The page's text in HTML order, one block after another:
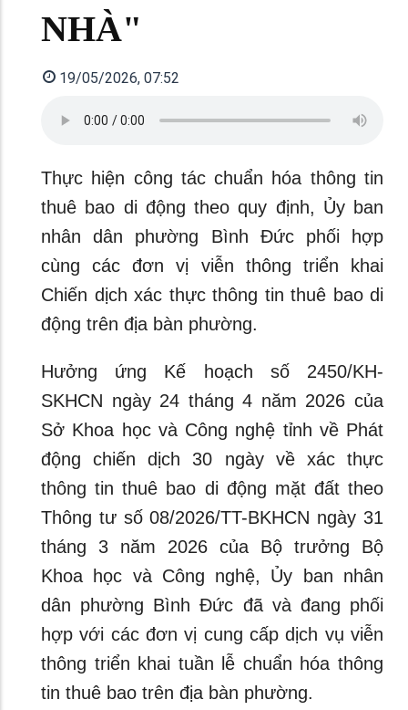
NHÀ"
19/05/2026, 07:52
Thực hiện công tác chuẩn hóa thông tin
thuê bao di động theo quy định, Ủy ban
nhân dân phường Bình Đức phối hợp
cùng các đơn vị viễn thông triển khai
Chiến dịch xác thực thông tin thuê bao di
động trên địa bàn phường.
Hưởng ứng Kế hoạch số 2450/KH-
SKHCN ngày 24 tháng 4 năm 2026 của
Sở Khoa học và Công nghệ tỉnh về Phát
động chiến dịch 30 ngày về xác thực
thông tin thuê bao di động mặt đất theo
Thông tư số 08/2026/TT-BKHCN ngày 31
tháng 3 năm 2026 của Bộ trưởng Bộ
Khoa học và Công nghệ, Ủy ban nhân
dân phường Bình Đức đã và đang phối
hợp với các đơn vị cung cấp dịch vụ viễn
thông triển khai tuần lễ chuẩn hóa thông
tin thuê bao trên địa bàn phường.